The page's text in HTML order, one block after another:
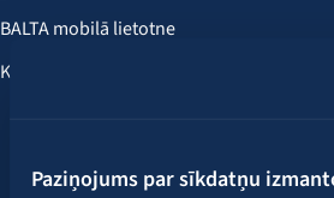
Paziņojums par sīkdatņu
BALTA mobilā lietotne
Klientu labumi